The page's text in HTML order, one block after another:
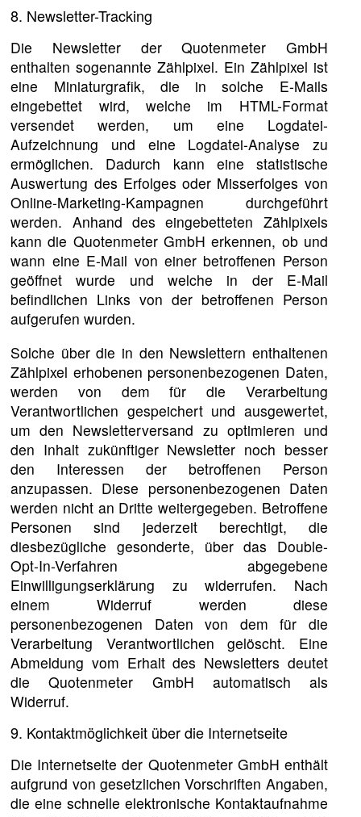
8. Newsletter-Tracking
Die Newsletter der Quotenmeter GmbH
enthalten sogenannte Zählpixel. Ein Zählpixel ist
eine Miniaturgrafik, die in solche E-Mails
eingebettet wird, welche im HTML-Format
versendet werden, um eine Logdatei-
Aufzeichnung und eine Logdatei-Analyse zu
ermöglichen. Dadurch kann eine statistische
Auswertung des Erfolges oder Misserfolges von
Online-Marketing-Kampagnen durchgeführt
werden. Anhand des eingebetteten Zählpixels
kann die Quotenmeter GmbH erkennen, ob und
wann eine E-Mail von einer betroffenen Person
geöffnet wurde und welche in der E-Mail
befindlichen Links von der betroffenen Person
aufgerufen wurden.
Solche über die in den Newslettern enthaltenen
Zählpixel erhobenen personenbezogenen Daten,
werden von dem für die Verarbeitung
Verantwortlichen gespeichert und ausgewertet,
um den Newsletterversand zu optimieren und
den Inhalt zukünftiger Newsletter noch besser
den Interessen der betroffenen Person
anzupassen. Diese personenbezogenen Daten
werden nicht an Dritte weitergegeben. Betroffene
Personen sind jederzeit berechtigt, die
diesbezügliche gesonderte, über das Double-
Opt-In-Verfahren abgegebene
Einwilligungserklärung zu widerrufen. Nach
einem Widerruf werden diese
personenbezogenen Daten von dem für die
Verarbeitung Verantwortlichen gelöscht. Eine
Abmeldung vom Erhalt des Newsletters deutet
die Quotenmeter GmbH automatisch als
Widerruf.
9. Kontaktmöglichkeit über die Internetseite
Die Internetseite der Quotenmeter GmbH enthält
aufgrund von gesetzlichen Vorschriften Angaben,
die eine schnelle elektronische Kontaktaufnahme